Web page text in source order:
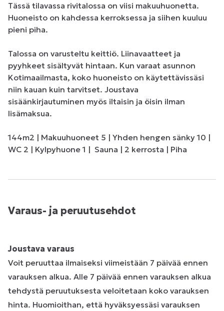
Tässä tilavassa rivitalossa on viisi makuuhuonetta.
Huoneisto on kahdessa kerroksessa ja siihen kuuluu
pieni piha.
Talossa on varusteltu keittiö. Liinavaatteet ja
pyyhkeet sisältyvät hintaan. Kun varaat asunnon
Kotimaailmasta, koko huoneisto on käytettävissäsi
niin kauan kuin tarvitset. Joustava
sisäänkirjautuminen myös iltaisin ja öisin ilman
lisämaksua.
144m2 | Makuuhuoneet 5 | Yhden hengen sänky 10 |
WC 2 | Kylpyhuone 1 |  Sauna | 2 kerrosta | Piha
Varaus- ja peruutusehdot
Joustava varaus
Voit peruuttaa ilmaiseksi viimeistään 7 päivää ennen
varauksen alkua. Alle 7 päivää ennen varauksen alkua
tehdystä peruutuksesta veloitetaan koko varauksen
hinta. Huomioithan, että hyväksyessäsi varauksen